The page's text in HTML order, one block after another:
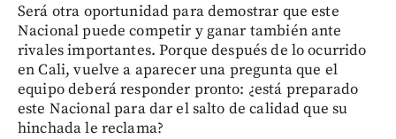
Será otra oportunidad para demostrar que este
Nacional puede competir y ganar también ante
rivales importantes. Porque después de lo ocurrido
en Cali, vuelve a aparecer una pregunta que el
equipo deberá responder pronto: ¿está preparado
este Nacional para dar el salto de calidad que su
hinchada le reclama?